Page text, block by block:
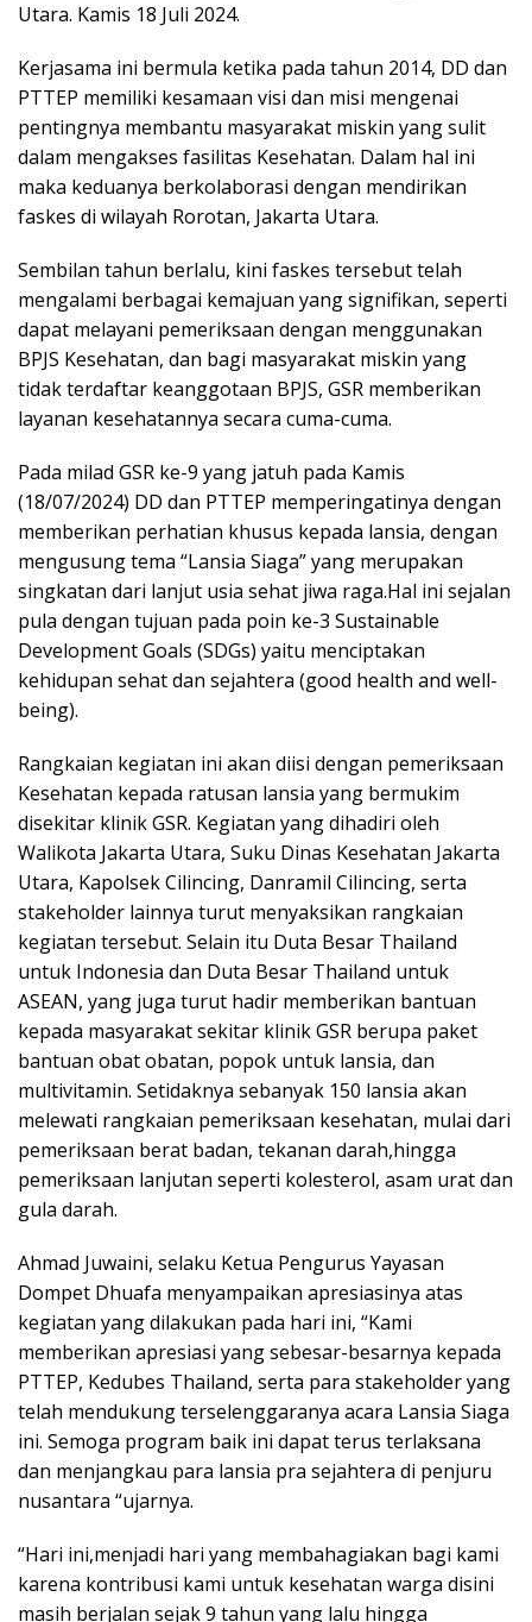
Utara. Kamis 18 Juli 2024.
Kerjasama ini bermula ketika pada tahun 2014, DD dan
PTTEP memiliki kesamaan visi dan misi mengenai
pentingnya membantu masyarakat miskin yang sulit
dalam mengakses fasilitas Kesehatan. Dalam hal ini
maka keduanya berkolaborasi dengan mendirikan
faskes di wilayah Rorotan, Jakarta Utara.
Sembilan tahun berlalu, kini faskes tersebut telah
mengalami berbagai kemajuan yang signifikan, seperti
dapat melayani pemeriksaan dengan menggunakan
BPJS Kesehatan, dan bagi masyarakat miskin yang
tidak terdaftar keanggotaan BPJS, GSR memberikan
layanan kesehatannya secara cuma-cuma.
Pada milad GSR ke-9 yang jatuh pada Kamis
(18/07/2024) DD dan PTTEP memperingatinya dengan
memberikan perhatian khusus kepada lansia, dengan
mengusung tema “Lansia Siaga” yang merupakan
singkatan dari lanjut usia sehat jiwa raga.Hal ini sejalan
pula dengan tujuan pada poin ke-3 Sustainable
Development Goals (SDGs) yaitu menciptakan
kehidupan sehat dan sejahtera (good health and well-
being).
Rangkaian kegiatan ini akan diisi dengan pemeriksaan
Kesehatan kepada ratusan lansia yang bermukim
disekitar klinik GSR. Kegiatan yang dihadiri oleh
Walikota Jakarta Utara, Suku Dinas Kesehatan Jakarta
Utara, Kapolsek Cilincing, Danramil Cilincing, serta
stakeholder lainnya turut menyaksikan rangkaian
kegiatan tersebut. Selain itu Duta Besar Thailand
untuk Indonesia dan Duta Besar Thailand untuk
ASEAN, yang juga turut hadir memberikan bantuan
kepada masyarakat sekitar klinik GSR berupa paket
bantuan obat obatan, popok untuk lansia, dan
multivitamin. Setidaknya sebanyak 150 lansia akan
melewati rangkaian pemeriksaan kesehatan, mulai dari
pemeriksaan berat badan, tekanan darah,hingga
pemeriksaan lanjutan seperti kolesterol, asam urat dan
gula darah.
Ahmad Juwaini, selaku Ketua Pengurus Yayasan
Dompet Dhuafa menyampaikan apresiasinya atas
kegiatan yang dilakukan pada hari ini, “Kami
memberikan apresiasi yang sebesar-besarnya kepada
PTTEP, Kedubes Thailand, serta para stakeholder yang
telah mendukung terselenggaranya acara Lansia Siaga
ini. Semoga program baik ini dapat terus terlaksana
dan menjangkau para lansia pra sejahtera di penjuru
nusantara “ujarnya.
“Hari ini,menjadi hari yang membahagiakan bagi kami
karena kontribusi kami untuk kesehatan warga disini
masih berjalan sejak 9 tahun yang lalu hingga